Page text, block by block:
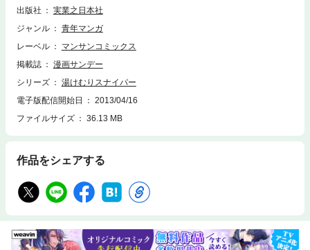
機微を描き出したシリーズ第15弾！！
出版社
実業之日本社
ジャンル
青年マンガ
レーベル
マンサンコミックス
掲載誌
漫画サンデー
シリーズ
湯けむりスナイパー
電子版配信開始日
2013/04/16
ファイルサイズ
36.13 MB
作品をシェアする